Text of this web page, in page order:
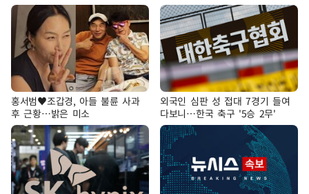
홍서범♥조갑경, 아들 불륜 사과
후 근황…밝은 미소
외국인 심판 성 접대 7경기 들여
다보니…한국 축구 '5승 2무'